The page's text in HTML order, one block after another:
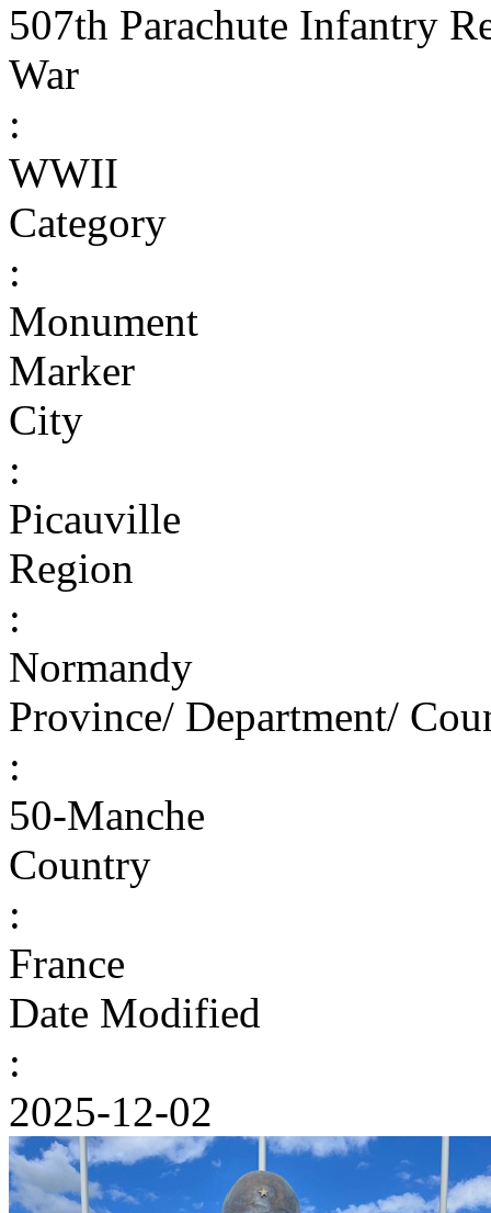
507th Parachute Infantry
War
:
WWII
Category
:
Monument
Marker
City
:
Picauville
Region
:
Normandy
Province/ Department/
:
50-Manche
Country
:
France
Date Modified
:
2025-12-02